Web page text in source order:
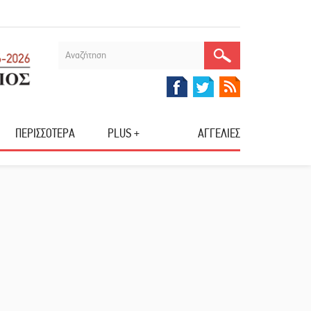
ΠΕΡΙΣΣΟΤΕΡΑ PLUS + ΑΓΓΕΛΙΕΣ